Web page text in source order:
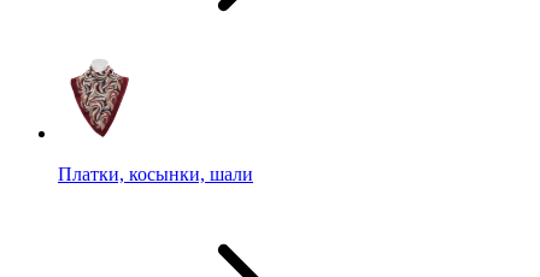
Платки, косынки, шали